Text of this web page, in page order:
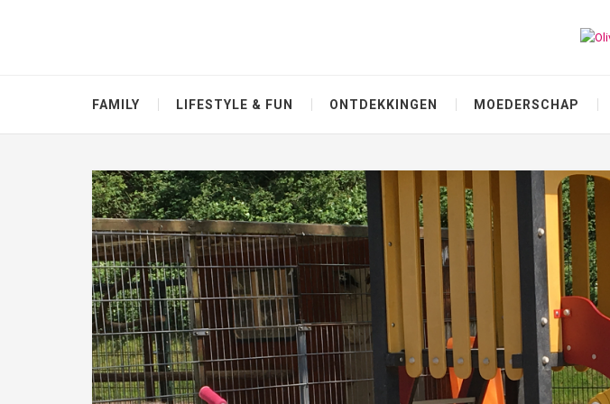
FAMILY LIFESTYLE & FUN ONTDEKKINGEN MOEDERSCHAP